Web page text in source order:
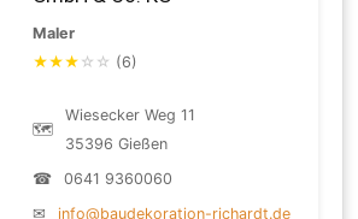
Maler
★★★ ☆ ☆ (6)
🗺
Wiesecker Weg 11
35396 Gießen
☎
0641 9360060
✉
info@baudekoration-richardt.de